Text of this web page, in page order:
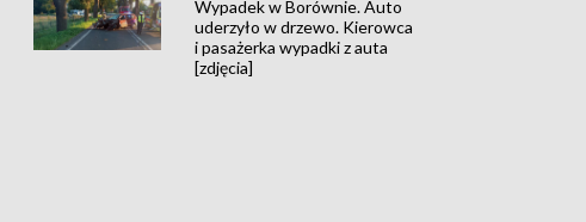
Wypadek w Borównie. Auto
uderzyło w drzewo. Kierowca
i pasażerka wypadki z auta
[zdjęcia]